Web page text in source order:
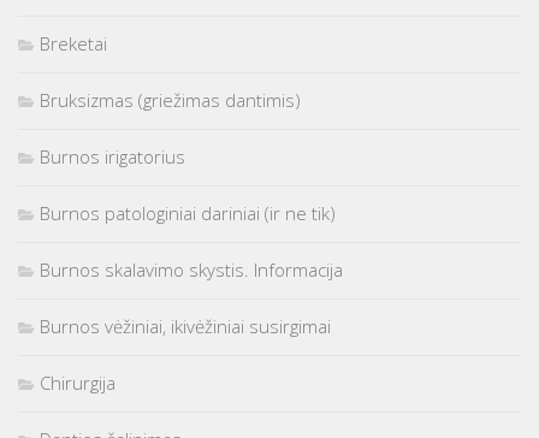
Breketai
Bruksizmas (griežimas dantimis)
Burnos irigatorius
Burnos patologiniai dariniai (ir ne tik)
Burnos skalavimo skystis. Informacija
Burnos vėžiniai, ikivėžiniai susirgimai
Chirurgija